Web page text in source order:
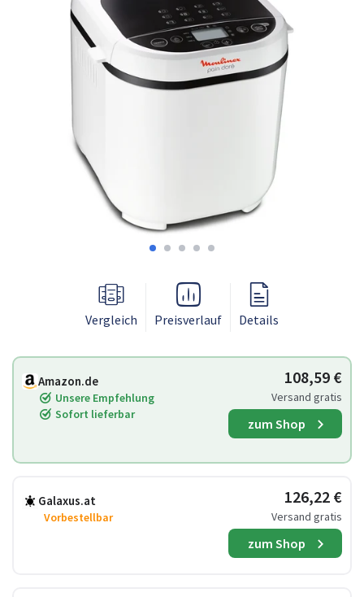
Vergleich Preisverlauf Details
Amazon.de
Unsere Empfehlung
Sofort lieferbar
108,59 €
Versand gratis
zum Shop
Galaxus.at
Vorbestellbar
126,22 €
Versand gratis
zum Shop